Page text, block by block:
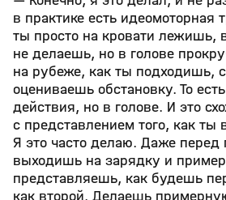
в практике есть идеомоторная
ты просто на кровати лежишь,
не делаешь, но в голове
на рубеже, как ты подходишь,
оцениваешь обстановку. То
действия, но в голове. И это
с представлением того, как
Я это часто делаю. Даже перед
выходишь на зарядку и
представляешь, как будешь
как второй. Делаешь